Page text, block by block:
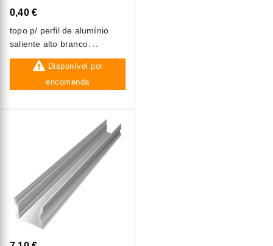
0,40 €
topo p/ perfil de alumínio
saliente alto branco
(ref:out002-w) eplus
Disponível por
encomenda